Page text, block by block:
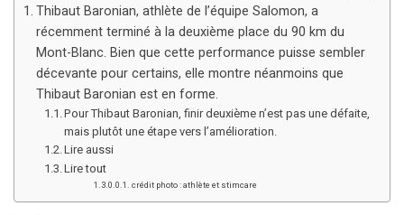
Thibaut Baronian, athlète de l’équipe Salomon, a
récemment terminé à la deuxième place du 90 km du
Mont-Blanc. Bien que cette performance puisse sembler
décevante pour certains, elle montre néanmoins que
Thibaut Baronian est en forme.
Pour Thibaut Baronian, finir deuxième n’est pas une défaite,
mais plutôt une étape vers l’amélioration.
Lire aussi
Lire tout
crédit photo : athlète et stimcare